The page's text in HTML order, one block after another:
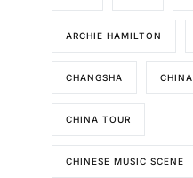
ARCHIE HAMILTON
CHANGSHA CHINA
CHINA TOUR
CHINESE MUSIC SCENE